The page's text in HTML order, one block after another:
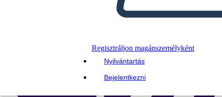
Regisztráljon magánszemélyként
Nyilvántartás
Bejelentkezni